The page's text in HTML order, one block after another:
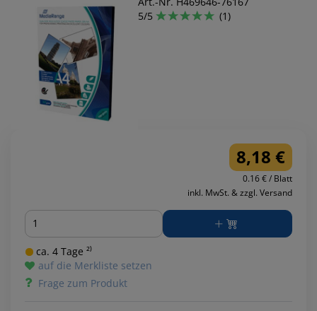
5/5
(1)
8,18 €
0.16 € / Blatt
inkl. MwSt. & zzgl. Versand
Menge
ca. 4 Tage ²⁾
auf die Merkliste setzen
Frage zum Produkt